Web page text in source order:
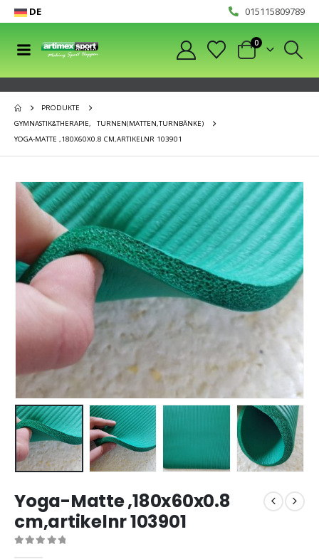
DE 015115809789
0
PRODUKTE
GYMNASTIK&THERAPIE,
TURNEN(MATTEN,TURNBÄNKE)
YOGA-MATTE ,180X60X0.8 CM,ARTIKELNR 103901
Yoga-Matte ,180x60x0.8
cm,artikelnr 103901